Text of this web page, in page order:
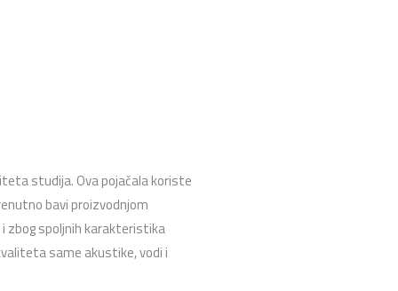
studija. Ova pojačala koriste
bavi proizvodnjom
zbog spoljnih karakteristika
same akustike, vodi i